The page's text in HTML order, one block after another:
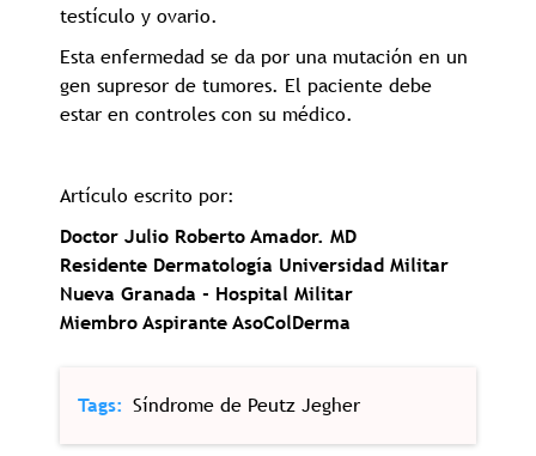
testículo y ovario.
Esta enfermedad se da por una mutación en un
gen supresor de tumores. El paciente debe
estar en controles con su médico.
Artículo escrito por:
Doctor Julio Roberto Amador. MD
Residente Dermatología Universidad Militar
Nueva Granada - Hospital Militar
Miembro Aspirante AsoColDerma
Tags Síndrome de Peutz Jegher